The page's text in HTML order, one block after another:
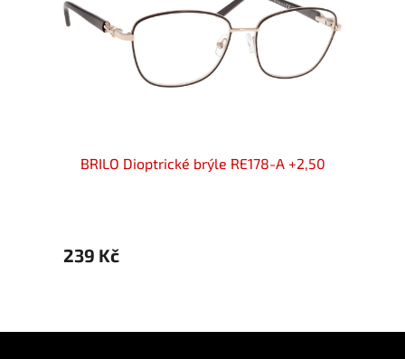
BRILO Dioptrické brýle RE178-A +2,50
239 Kč